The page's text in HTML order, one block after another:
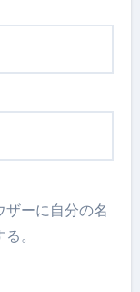
ーに自分の名
。